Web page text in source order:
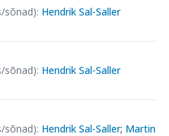
sõnad): Hendrik Sal-Saller
sõnad): Hendrik Sal-Saller
sõnad): Hendrik Sal-Saller; Martin